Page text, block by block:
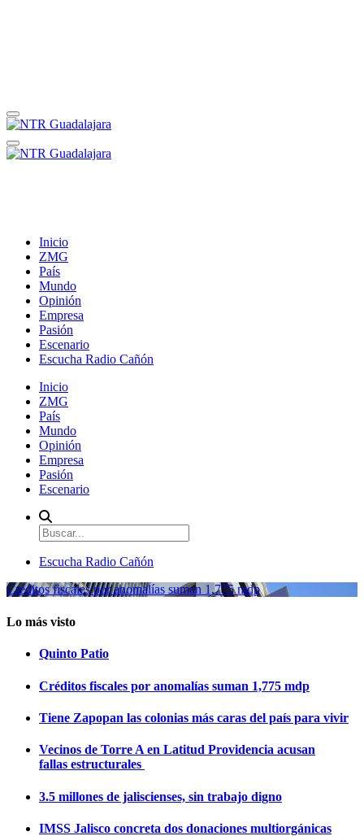
Inicio
ZMG
País
Mundo
Opinión
Empresa
Pasión
Escenario
Escucha Radio Cañón
Inicio
ZMG
País
Mundo
Opinión
Empresa
Pasión
Escenario
Escucha Radio Cañón
Créditos fiscales por anomalías suman 1,775 mdp
Lo más visto
Quinto Patio
Créditos fiscales por anomalías suman 1,775 mdp
Tiene Zapopan las colonias más caras del país para vivir
Vecinos de Torre A en Latitud Providencia acusan
fallas estructurales
3.5 millones de jaliscienses, sin trabajo digno
IMSS Jalisco concreta dos donaciones multiorgánicas